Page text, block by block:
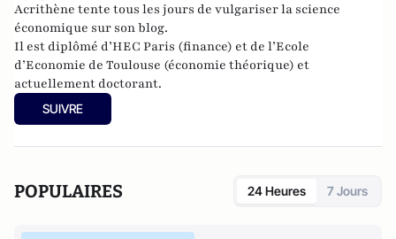
Acrithène tente tous les jours de vulgariser la science
économique sur sonblog.
Il est diplômé d’HEC Paris (finance) et de l’Ecole
d’Economie de Toulouse (économie théorique) et
actuellement doctorant.
SUIVRE
POPULAIRES 24 Heures 7 Jours